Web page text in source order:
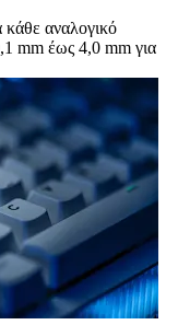
κάθε αναλογικό
mm έως 4,0 mm για